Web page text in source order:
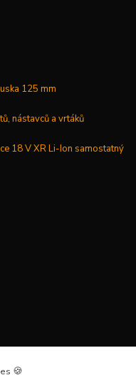
125 mm
nástavců a vrtáků
18 V XR Li-Ion samostatný
🍪